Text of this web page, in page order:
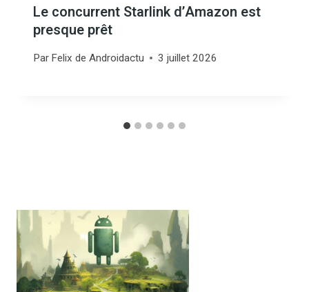
Le concurrent Starlink d’Amazon est
presque prêt
Par Felix de Androidactu 3 juillet 2026